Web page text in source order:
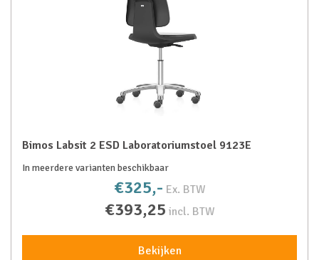
Bimos Labsit 2 ESD Laboratoriumstoel 9123E
In meerdere varianten beschikbaar
€325,- Ex. BTW
€393,25 incl. BTW
Bekijken